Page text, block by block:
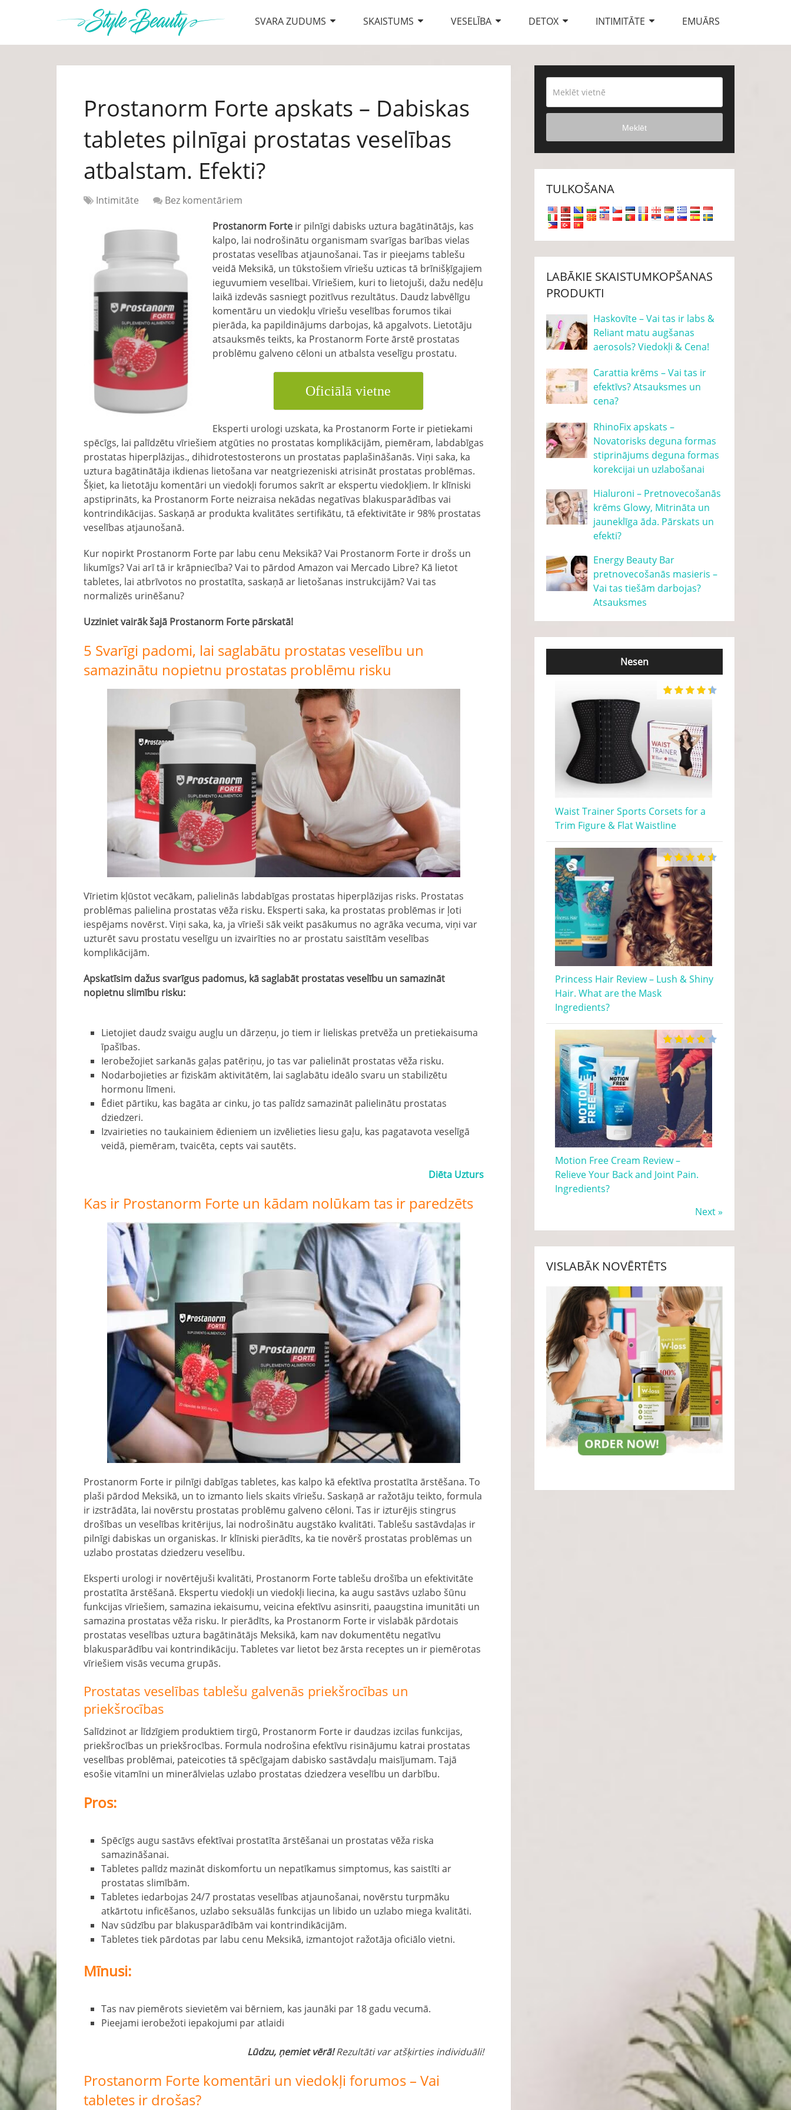
SVARA ZUDUMS SKAISTUMS VESELĪBA DETOX INTIMITĀTE EMUĀRS
Prostanorm Forte apskats – Dabiskas
tabletes pilnīgai prostatas veselības
atbalstam. Efekti?
Intimitāte
Bez komentāriem
Prostanorm Forte ir pilnīgi dabisks uztura bagātinātājs, kas
kalpo, lai nodrošinātu organismam svarīgas barības vielas
prostatas veselības atjaunošanai. Tas ir pieejams tablešu
veidā Meksikā, un tūkstošiem vīriešu uzticas tā brīnišķīgajiem
ieguvumiem veselībai. Vīriešiem, kuri to lietojuši, dažu nedēļu
laikā izdevās sasniegt pozitīvus rezultātus. Daudz labvēlīgu
komentāru un viedokļu vīriešu veselības forumos tikai
pierāda, ka papildinājums darbojas, kā apgalvots. Lietotāju
atsauksmēs teikts, ka Prostanorm Forte ārstē prostatas
problēmu galveno cēloni un atbalsta veselīgu prostatu.
Oficiālā vietne
Eksperti urologi uzskata, ka Prostanorm Forte ir pietiekami
spēcīgs, lai palīdzētu vīriešiem atgūties no prostatas komplikācijām, piemēram, labdabīgas
prostatas hiperplāzijas., dihidrotestosterons un prostatas paplašināšanās. Viņi saka, ka
uztura bagātinātāja ikdienas lietošana var neatgriezeniski atrisināt prostatas problēmas.
Šķiet, ka lietotāju komentāri un viedokļi forumos sakrīt ar ekspertu viedokļiem. Ir klīniski
apstiprināts, ka Prostanorm Forte neizraisa nekādas negatīvas blakusparādības vai
kontrindikācijas. Saskaņā ar produkta kvalitātes sertifikātu, tā efektivitāte ir 98% prostatas
veselības atjaunošanā.
Kur nopirkt Prostanorm Forte par labu cenu Meksikā? Vai Prostanorm Forte ir drošs un
likumīgs? Vai arī tā ir krāpniecība? Vai to pārdod Amazon vai Mercado Libre? Kā lietot
tabletes, lai atbrīvotos no prostatīta, saskaņā ar lietošanas instrukcijām? Vai tas
normalizēs urinēšanu?
Uzziniet vairāk šajā Prostanorm Forte pārskatā!
5 Svarīgi padomi, lai saglabātu prostatas veselību un
samazinātu nopietnu prostatas problēmu risku
Vīrietim kļūstot vecākam, palielinās labdabīgas prostatas hiperplāzijas risks. Prostatas
problēmas palielina prostatas vēža risku. Eksperti saka, ka prostatas problēmas ir ļoti
iespējams novērst. Viņi saka, ka, ja vīrieši sāk veikt pasākumus no agrāka vecuma, viņi var
uzturēt savu prostatu veselīgu un izvairīties no ar prostatu saistītām veselības
komplikācijām.
Apskatīsim dažus svarīgus padomus, kā saglabāt prostatas veselību un samazināt
nopietnu slimību risku:
Lietojiet daudz svaigu augļu un dārzeņu, jo tiem ir lieliskas pretvēža un pretiekaisuma
īpašības.
Ierobežojiet sarkanās gaļas patēriņu, jo tas var palielināt prostatas vēža risku.
Nodarbojieties ar fiziskām aktivitātēm, lai saglabātu ideālo svaru un stabilizētu
hormonu līmeni.
Ēdiet pārtiku, kas bagāta ar cinku, jo tas palīdz samazināt palielinātu prostatas
dziedzeri.
Izvairieties no taukainiem ēdieniem un izvēlieties liesu gaļu, kas pagatavota veselīgā
veidā, piemēram, tvaicēta, cepts vai sautēts.
Diēta Uzturs
Kas ir Prostanorm Forte un kādam nolūkam tas ir paredzēts
Prostanorm Forte ir pilnīgi dabīgas tabletes, kas kalpo kā efektīva prostatīta ārstēšana. To
plaši pārdod Meksikā, un to izmanto liels skaits vīriešu. Saskaņā ar ražotāju teikto, formula
ir izstrādāta, lai novērstu prostatas problēmu galveno cēloni. Tas ir izturējis stingrus
drošības un veselības kritērijus, lai nodrošinātu augstāko kvalitāti. Tablešu sastāvdaļas ir
pilnīgi dabiskas un organiskas. Ir klīniski pierādīts, ka tie novērš prostatas problēmas un
uzlabo prostatas dziedzeru veselību.
Eksperti urologi ir novērtējuši kvalitāti, Prostanorm Forte tablešu drošība un efektivitāte
prostatīta ārstēšanā. Ekspertu viedokļi un viedokļi liecina, ka augu sastāvs uzlabo šūnu
funkcijas vīriešiem, samazina iekaisumu, veicina efektīvu asinsriti, paaugstina imunitāti un
samazina prostatas vēža risku. Ir pierādīts, ka Prostanorm Forte ir vislabāk pārdotais
prostatas veselības uztura bagātinātājs Meksikā, kam nav dokumentētu negatīvu
blakusparādību vai kontrindikāciju. Tabletes var lietot bez ārsta receptes un ir piemērotas
vīriešiem visās vecuma grupās.
Prostatas veselības tablešu galvenās priekšrocības un
priekšrocības
Salīdzinot ar līdzīgiem produktiem tirgū, Prostanorm Forte ir daudzas izcilas funkcijas,
priekšrocības un priekšrocības. Formula nodrošina efektīvu risinājumu katrai prostatas
veselības problēmai, pateicoties tā spēcīgajam dabisko sastāvdaļu maisījumam. Tajā
esošie vitamīni un minerālvielas uzlabo prostatas dziedzera veselību un darbību.
Pros:
Spēcīgs augu sastāvs efektīvai prostatīta ārstēšanai un prostatas vēža riska
samazināšanai.
Tabletes palīdz mazināt diskomfortu un nepatīkamus simptomus, kas saistīti ar
prostatas slimībām.
Tabletes iedarbojas 24/7 prostatas veselības atjaunošanai, novērstu turpmāku
atkārtotu inficēšanos, uzlabo seksuālās funkcijas un libido un uzlabo miega kvalitāti.
Nav sūdzību par blakusparādībām vai kontrindikācijām.
Tabletes tiek pārdotas par labu cenu Meksikā, izmantojot ražotāja oficiālo vietni.
Mīnusi:
Tas nav piemērots sievietēm vai bērniem, kas jaunāki par 18 gadu vecumā.
Pieejami ierobežoti iepakojumi par atlaidi
Lūdzu, ņemiet vērā!Rezultāti var atšķirties individuāli!
Prostanorm Forte komentāri un viedokļi forumos – Vai
tabletes ir drošas?
Meklēt
TULKOŠANA
LABĀKIE SKAISTUMKOPŠANAS
PRODUKTI
Haskovīte – Vai tas ir labs &
Reliant matu augšanas
aerosols? Viedokļi & Cena!
Carattia krēms – Vai tas ir
efektīvs? Atsauksmes un
cena?
RhinoFix apskats –
Novatorisks deguna formas
stiprinājums deguna formas
korekcijai un uzlabošanai
Hialuroni – Pretnovecošanās
krēms Glowy, Mitrināta un
jauneklīga āda. Pārskats un
efekti?
Energy Beauty Bar
pretnovecošanās masieris –
Vai tas tiešām darbojas?
Atsauksmes
Nesen
Waist Trainer Sports Corsets for a
Trim Figure & Flat Waistline
Princess Hair Review – Lush & Shiny
Hair. What are the Mask
Ingredients?
Motion Free Cream Review –
Relieve Your Back and Joint Pain.
Ingredients?
Next »
VISLABĀK NOVĒRTĒTS